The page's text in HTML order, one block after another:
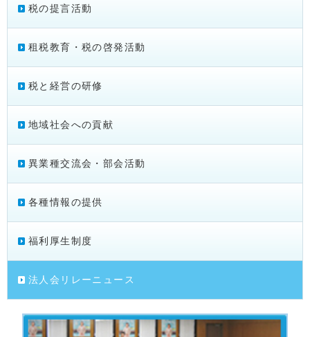
税の提言活動
租税教育・税の啓発活動
税と経営の研修
地域社会への貢献
異業種交流会・部会活動
各種情報の提供
福利厚生制度
法人会リレーニュース